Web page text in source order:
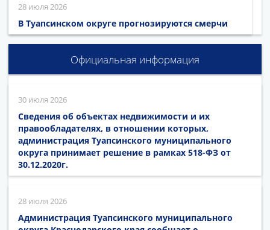
28 июля 2026
В Туапсинском округе прогнозируются смерчи
Официальная информация
30 июля 2026
Сведения об объектах недвижимости и их
правообладателях, в отношении которых,
администрация Туапсинского муниципального
округа принимает решение в рамках 518-ФЗ от
30.12.2020г.
28 июля 2026
Администрация Туапсинского муниципального